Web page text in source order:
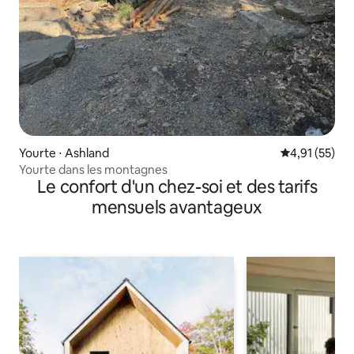
Yourte ⋅ Ashland Évaluation
4,91 (55)
Yourte dans les montagnes
Le confort d'un chez-soi et des tarifs
mensuels avantageux